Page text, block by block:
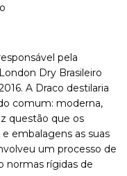
pela
Dry Brasileiro
A Draco destilaria
comum: moderna,
questão que os
embalagens as suas
um processo de
normas rígidas de